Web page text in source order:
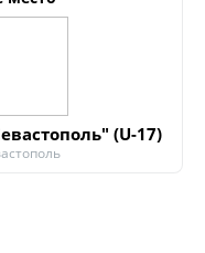
(U-17)